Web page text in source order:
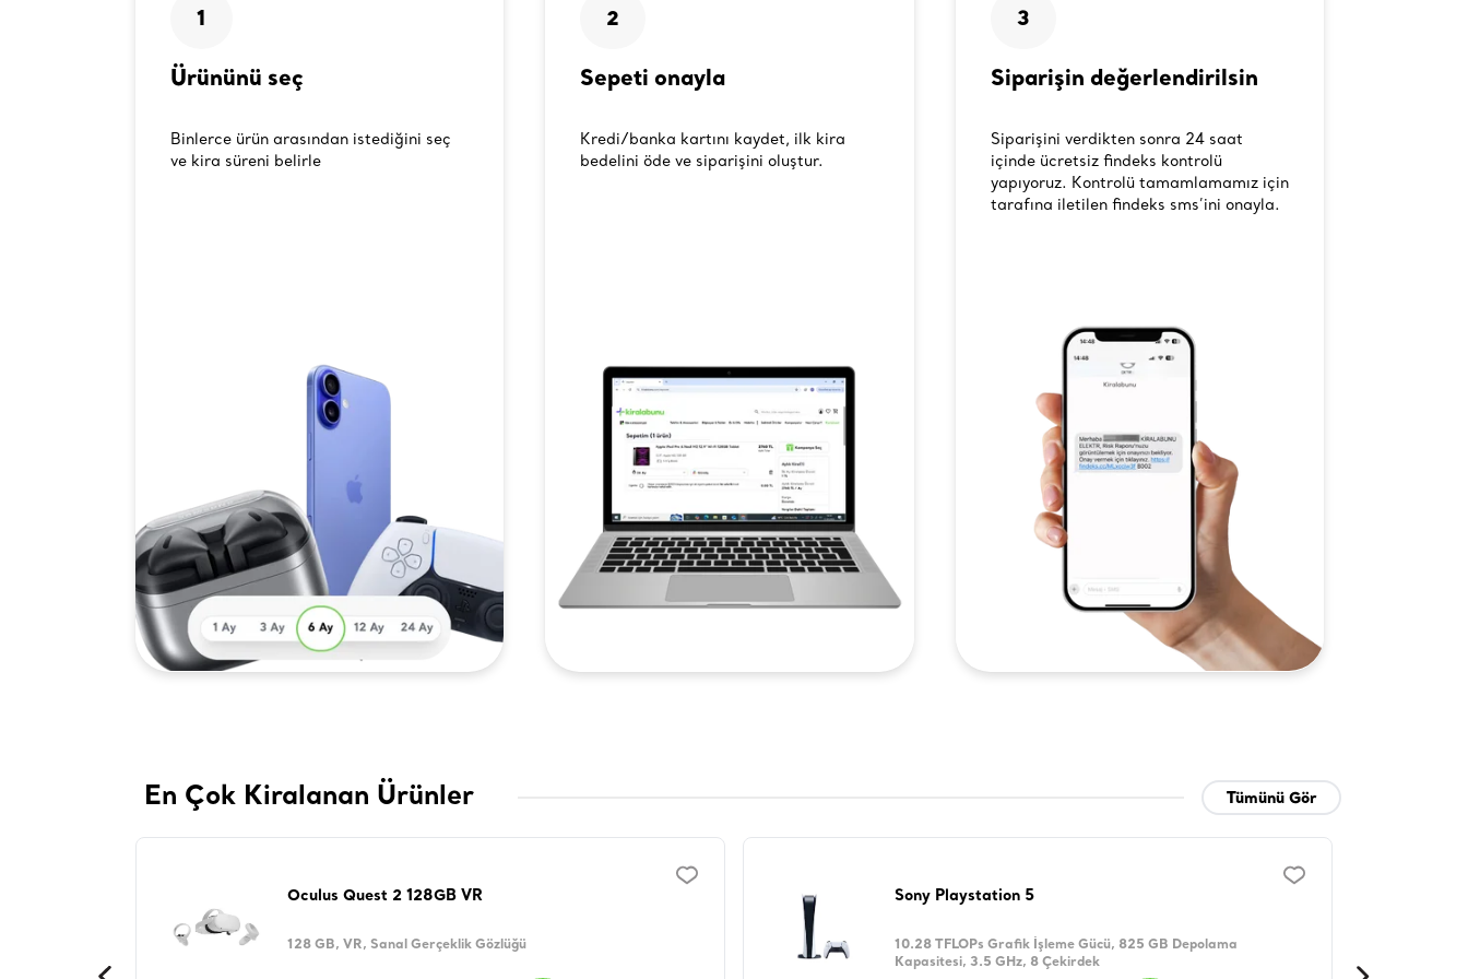
1
Ürününü seç
Binlerce ürün arasından istediğini seç
ve kira süreni belirle
2
Sepeti onayla
Kredi/banka kartını kaydet, ilk kira
bedelini öde ve siparişini oluştur.
3
Siparişin değerlendirilsin
Siparişini verdikten sonra 24 saat
içinde ücretsiz findeks kontrolü
yapıyoruz. Kontrolü tamamlamamız için
tarafına iletilen findeks sms’ini onayla.
En Çok Kiralanan Ürünler Tümünü Gör
Oculus Quest 2 128GB VR
128 GB, VR, Sanal Gerçeklik Gözlüğü
Sony Playstation 5
10.28 TFLOPs Grafik İşleme Gücü, 825 GB Depolama
Kapasitesi, 3.5 GHz, 8 Çekirdek